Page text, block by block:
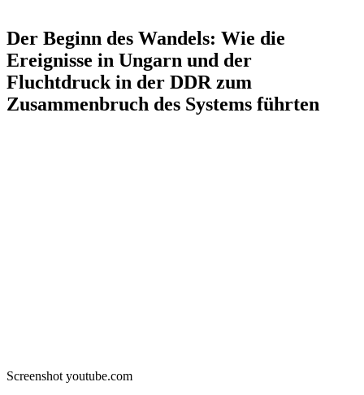
Der Beginn des Wandels: Wie die
Ereignisse in Ungarn und der
Fluchtdruck in der DDR zum
Zusammenbruch des Systems führten
Screenshot youtube.com